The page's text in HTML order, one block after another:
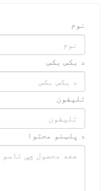
نوم
د بکس بکس
تلیفون
د پلټنو محتوا